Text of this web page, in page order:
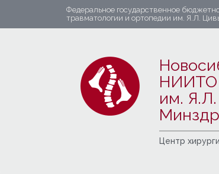
Федеральное государственное
травматологии и ортопедии им. Я.Л.
НИИТО
им.
Центр